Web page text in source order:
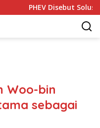
PHEV Disebut Solusi
Woo-bin
sebagai